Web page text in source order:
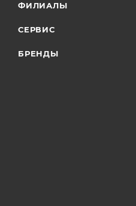
ФИЛИАЛЫ
СЕРВИС
БРЕНДЫ